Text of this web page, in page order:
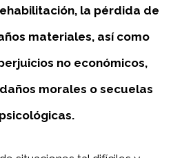
la pérdida de
materiales, así como
no económicos,
morales o secuelas
psicológicas.